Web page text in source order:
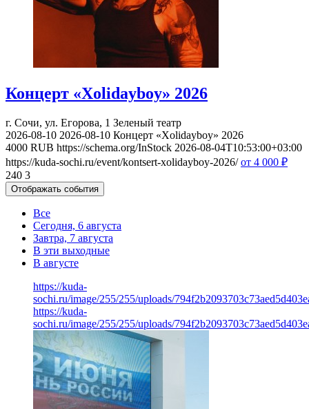
Концерт «Xolidayboy» 2026
г. Сочи, ул. Егорова, 1 Зеленый театр
2026-08-10 2026-08-10 Концерт «Xolidayboy» 2026
4000 RUB https://schema.org/InStock 2026-08-04T10:53:00+03:00
https://kuda-sochi.ru/event/kontsert-xolidayboy-2026/ от 4 000 ₽
240 3
Отображать события
Все
Сегодня, 6 августа
Завтра, 7 августа
В эти выходные
В августе
https://kuda-
sochi.ru/image/255/255/uploads/
https://kuda-
sochi.ru/image/255/255/uploads/